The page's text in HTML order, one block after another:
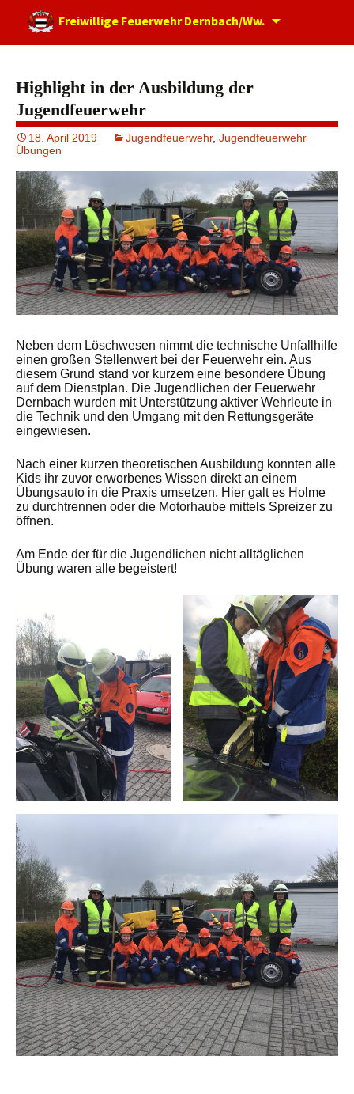
Freiwillige Feuerwehr Dernbach/Ww.
Highlight in der Ausbildung der
Jugendfeuerwehr
18. April 2019 Jugendfeuerwehr, Jugendfeuerwehr
Übungen
Neben dem Löschwesen nimmt die technische Unfallhilfe
einen großen Stellenwert bei der Feuerwehr ein. Aus
diesem Grund stand vor kurzem eine besondere Übung
auf dem Dienstplan. Die Jugendlichen der Feuerwehr
Dernbach wurden mit Unterstützung aktiver Wehrleute in
die Technik und den Umgang mit den Rettungsgeräte
eingewiesen.
Nach einer kurzen theoretischen Ausbildung konnten alle
Kids ihr zuvor erworbenes Wissen direkt an einem
Übungsauto in die Praxis umsetzen. Hier galt es Holme
zu durchtrennen oder die Motorhaube mittels Spreizer zu
öffnen.
Am Ende der für die Jugendlichen nicht alltäglichen
Übung waren alle begeistert!